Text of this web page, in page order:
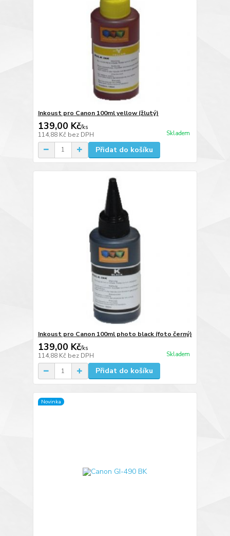
Inkoust pro Canon 100ml yellow (žlutý)
139,00 Kč/ks
114,88 Kč bez DPH Skladem
Přidat do košíku
Inkoust pro Canon 100ml photo black (foto černý)
139,00 Kč/ks
114,88 Kč bez DPH Skladem
Přidat do košíku
Novinka